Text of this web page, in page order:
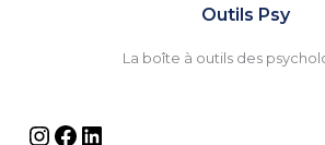
Outils Psy
La boîte à outils des